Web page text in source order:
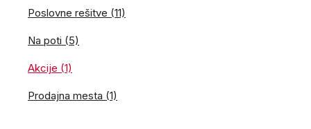
Poslovne rešitve (11)
Na poti (5)
Akcije (1)
Prodajna mesta (1)